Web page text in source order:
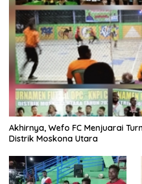
Akhirnya, Wefo FC Menjuarai
Distrik Moskona Utara